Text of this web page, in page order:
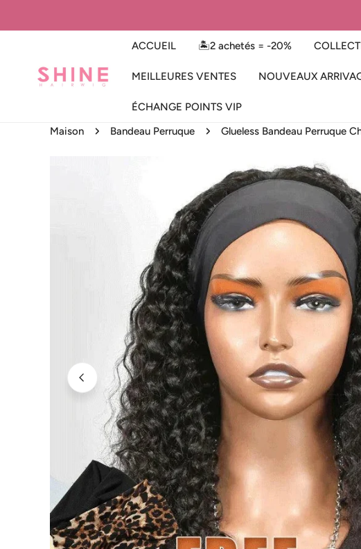
ACCUEIL
🏝️2 achetés = -20%
MEILLEURES VENTES NOUVEAUX
ÉCHANGE POINTS VIP
Maison Bandeau Perruque Glueless Bandeau Perruque